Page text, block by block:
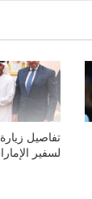
تفاصيل
لسفير